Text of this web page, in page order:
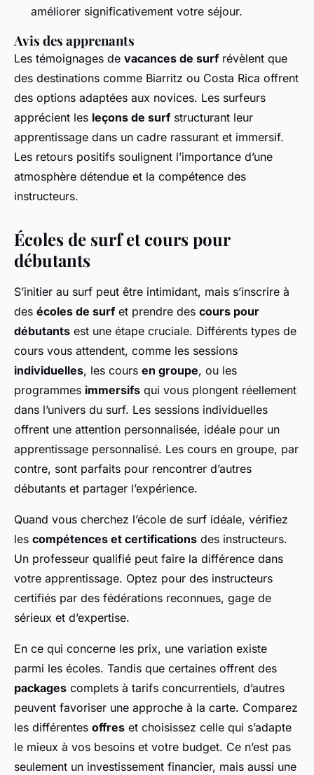
améliorer significativement votre séjour.
Avis des apprenants
Les témoignages de vacances de surfrévèlent que
des destinations comme Biarritz ou Costa Rica offrent
des options adaptées aux novices. Les surfeurs
apprécient les leçons de surfstructurant leur
apprentissage dans un cadre rassurant et immersif.
Les retours positifs soulignent l’importance d’une
atmosphère détendue et la compétence des
instructeurs.
Écoles de surf et cours pour
débutants
S’initier au surf peut être intimidant, mais s’inscrire à
des écoles de surfet prendre des cours pour
débutants est une étape cruciale. Différents types de
cours vous attendent, comme les sessions
individuelles, les cours en groupe, ou les
programmes immersifs qui vous plongent réellement
dans l’univers du surf. Les sessions individuelles
offrent une attention personnalisée, idéale pour un
apprentissage personnalisé. Les cours en groupe, par
contre, sont parfaits pour rencontrer d’autres
débutants et partager l’expérience.
Quand vous cherchez l’école de surf idéale, vérifiez
les compétences et certifications des instructeurs.
Un professeur qualifié peut faire la différence dans
votre apprentissage. Optez pour des instructeurs
certifiés par des fédérations reconnues, gage de
sérieux et d’expertise.
En ce qui concerne les prix, une variation existe
parmi les écoles. Tandis que certaines offrent des
packages complets à tarifs concurrentiels, d’autres
peuvent favoriser une approche à la carte. Comparez
les différentes offres et choisissez celle qui s’adapte
le mieux à vos besoins et votre budget. Ce n’est pas
seulement un investissement financier, mais aussi une